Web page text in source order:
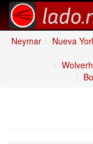
Neymar Nueva